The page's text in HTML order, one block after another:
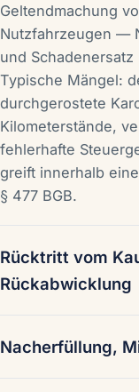
Geltendmachung
Nutzfahrzeugen —
und
Typische Mängel:
durchgerostete
Kilometerstände,
fehlerhafte
greift innerhalb
§ 477 BGB.
Rücktritt vom
Rückabwicklung
Nachfristsetzung
Nacherfüllung,